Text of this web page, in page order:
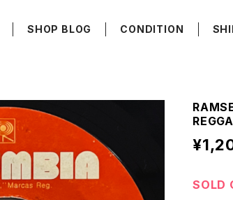
SHOP BLOG CONDITION
SOLD